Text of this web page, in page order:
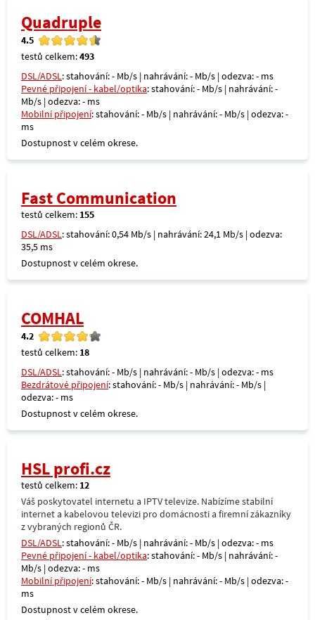
Quadruple
4.5
testů celkem:493
DSL/ADSL: stahování: - Mb/s | nahrávání: - Mb/s | odezva: - ms
Pevné připojení - kabel/optika: stahování: - Mb/s | nahrávání: -
Mb/s | odezva: - ms
Mobilní připojení: stahování: - Mb/s | nahrávání: - Mb/s | odezva: -
ms
Dostupnost v celém okrese.
Fast Communication
testů celkem: 155
DSL/ADSL: stahování: 0,54 Mb/s | nahrávání: 24,1 Mb/s | odezva:
35,5 ms
Dostupnost v celém okrese.
COMHAL
4.2
testů celkem: 18
DSL/ADSL: stahování: - Mb/s | nahrávání: - Mb/s | odezva: - ms
Bezdrátové připojení: stahování: - Mb/s | nahrávání: - Mb/s |
odezva: - ms
Dostupnost v celém okrese.
HSL profi.cz
testů celkem: 12
Váš poskytovatel internetu a IPTV televize. Nabízíme stabilní
internet a kabelovou televizi pro domácnosti a firemní zákazníky
z vybraných regionů ČR.
DSL/ADSL: stahování: - Mb/s | nahrávání: - Mb/s | odezva: - ms
Pevné připojení - kabel/optika: stahování: - Mb/s | nahrávání: -
Mb/s | odezva: - ms
Mobilní připojení: stahování: - Mb/s | nahrávání: - Mb/s | odezva: -
ms
Dostupnost v celém okrese.